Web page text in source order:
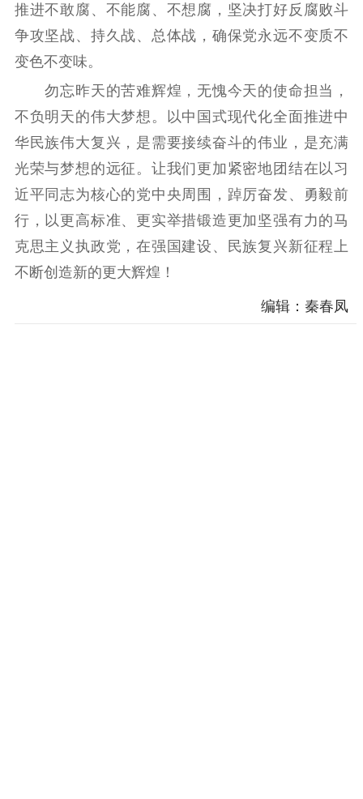
推进不敢腐、不能腐、不想腐，坚决打好反腐败斗
争攻坚战、持久战、总体战，确保党永远不变质不
变色不变味。
勿忘昨天的苦难辉煌，无愧今天的使命担当，
不负明天的伟大梦想。以中国式现代化全面推进中
华民族伟大复兴，是需要接续奋斗的伟业，是充满
光荣与梦想的远征。让我们更加紧密地团结在以习
近平同志为核心的党中央周围，踔厉奋发、勇毅前
行，以更高标准、更实举措锻造更加坚强有力的马
克思主义执政党，在强国建设、民族复兴新征程上
不断创造新的更大辉煌！
编辑：秦春凤